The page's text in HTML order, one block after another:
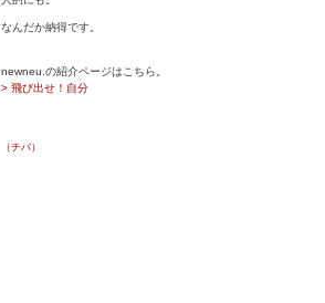
なんだか納得です。
newneu.の紹介ページはこちら。
> 飛び出せ！自分
（チバ）